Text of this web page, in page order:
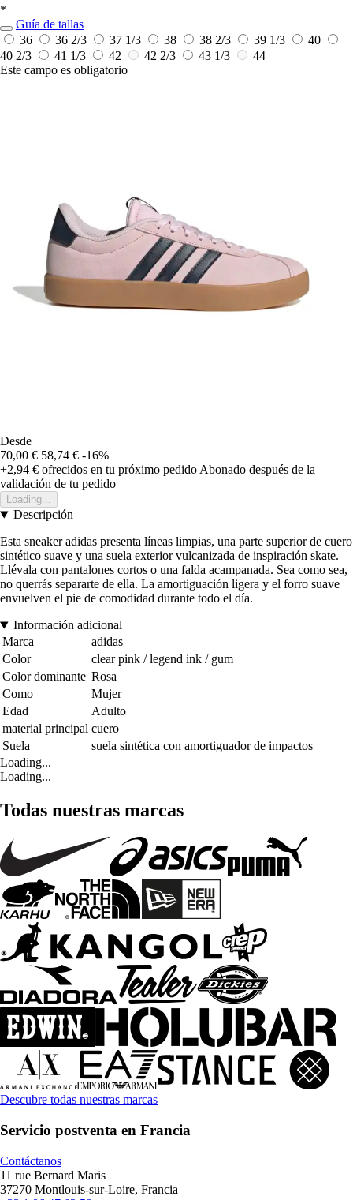
*
Guía de tallas
36
36 2/3 37 1/3 38 38 2/3 39 1/3
40
40 2/3
41 1/3 42 42 2/3 43 1/3
44
Este campo es obligatorio
Desde
70,00 € 58,74 € -16%
+2,94 € ofrecidos en tu próximo pedido Abonado después de la
validación de tu pedido
Loading...
Descripción
Esta sneaker adidas presenta líneas limpias, una parte superior de cuero
sintético suave y una suela exterior vulcanizada de inspiración skate.
Llévala con pantalones cortos o una falda acampanada. Sea como sea,
no querrás separarte de ella. La amortiguación ligera y el forro suave
envuelven el pie de comodidad durante todo el día.
Información adicional
Marca
adidas
Color
clear pink / legend ink / gum
Color dominante Rosa
Como
Mujer
Edad
Adulto
material principal cuero
Suela
suela sintética con amortiguador de impactos
Loading...
Loading...
Todas nuestras marcas
Descubre todas nuestras marcas
Servicio postventa en Francia
Contáctanos
11 rue Bernard Maris
37270 Montlouis-sur-Loire, Francia